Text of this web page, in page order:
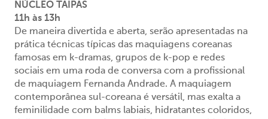
NÚCLEO TAIPAS
11h às 13h
De maneira divertida e aberta, serão apresentadas na
prática técnicas típicas das maquiagens coreanas
famosas em k-dramas, grupos de k-pop e redes
sociais em uma roda de conversa com a profissional
de maquiagem Fernanda Andrade. A maquiagem
contemporânea sul-coreana é versátil, mas exalta a
feminilidade com balms labiais, hidratantes coloridos,